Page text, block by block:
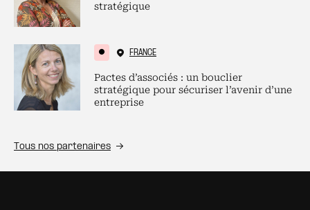
stratégique
FRANCE
Pactes d’associés : un bouclier
stratégique pour sécuriser l’avenir d’une
entreprise
Tous nos partenaires